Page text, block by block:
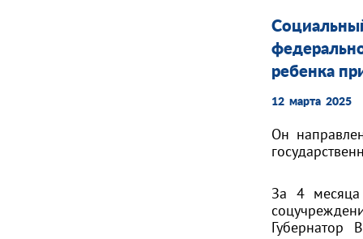
ребенка
12 марта 2025
Он
За 4 месяца
Губернатор